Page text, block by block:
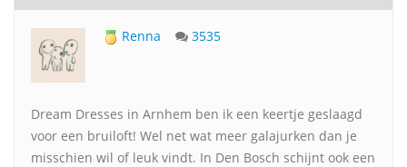
Renna 3535
Dream Dresses in Arnhem ben ik een keertje geslaagd
voor een bruiloft! Wel net wat meer galajurken dan je
misschien wil of leuk vindt. In Den Bosch schijnt ook een